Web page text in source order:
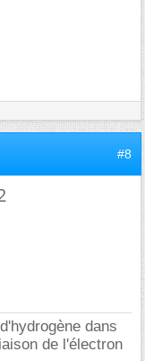
#8
dans
de l'électron